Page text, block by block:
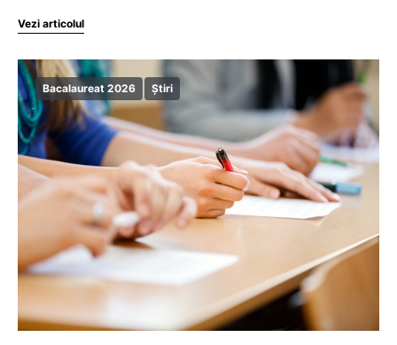
Vezi articolul
Bacalaureat 2026 Știri